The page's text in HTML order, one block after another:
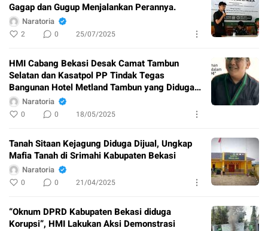
Gagap dan Gugup Menjalankan Perannya.
Naratoria
2 0 25/07/2025
HMI Cabang Bekasi Desak Camat Tambun
Selatan dan Kasatpol PP Tindak Tegas
Bangunan Hotel Metland Tambun yang Diduga
Gunakan Bantaran Kali
Naratoria
0 0 18/05/2025
Tanah Sitaan Kejagung Diduga Dijual, Ungkap
Mafia Tanah di Srimahi Kabupaten Bekasi
Naratoria
0 0 21/04/2025
“Oknum DPRD Kabupaten Bekasi diduga
Korupsi”, HMI Lakukan Aksi Demonstrasi